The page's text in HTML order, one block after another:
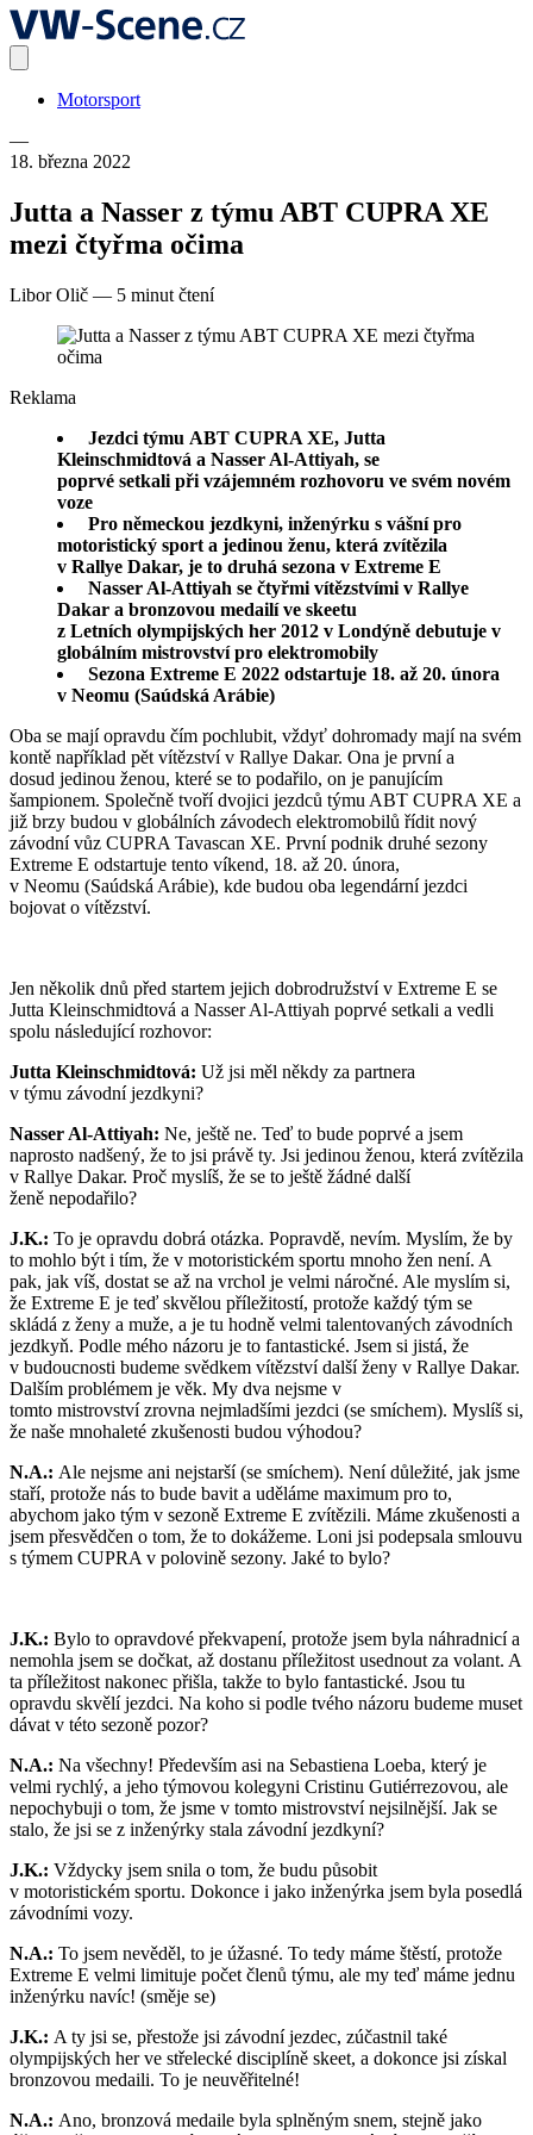
Motorsport
—
18. března 2022
Jutta a Nasser z týmu ABT CUPRA XE
mezi čtyřma očima
Libor Olič — 5 minut čtení
Reklama
Jezdci týmu ABT CUPRA XE, Jutta
Kleinschmidtová a Nasser Al-Attiyah, se
poprvé setkali při vzájemném rozhovoru ve svém novém
voze
Pro německou jezdkyni, inženýrku s vášní pro
motoristický sport a jedinou ženu, která zvítězila
v Rallye Dakar, je to druhá sezona v Extreme E
Nasser Al-Attiyah se čtyřmi vítězstvími v Rallye
Dakar a bronzovou medailí ve skeetu
z Letních olympijských her 2012 v Londýně debutuje v
globálním mistrovství pro elektromobily
Sezona Extreme E 2022 odstartuje 18. až 20. února
v Neomu (Saúdská Arábie)
Oba se mají opravdu čím pochlubit, vždyť dohromady mají na svém
kontě například pět vítězství v Rallye Dakar. Ona je první a
dosud jedinou ženou, které se to podařilo, on je panujícím
šampionem. Společně tvoří dvojici jezdců týmu ABT CUPRA XE a
již brzy budou v globálních závodech elektromobilů řídit nový
závodní vůz CUPRA Tavascan XE. První podnik druhé sezony
Extreme E odstartuje tento víkend, 18. až 20. února,
v Neomu (Saúdská Arábie), kde budou oba legendární jezdci
bojovat o vítězství.
Jen několik dnů před startem jejich dobrodružství v Extreme E se
Jutta Kleinschmidtová a Nasser Al-Attiyah poprvé setkali a vedli
spolu následující rozhovor:
Jutta Kleinschmidtová: Už jsi měl někdy za partnera
v týmu závodní jezdkyni?
Nasser Al-Attiyah: Ne, ještě ne. Teď to bude poprvé a jsem
naprosto nadšený, že to jsi právě ty. Jsi jedinou ženou, která zvítězila
v Rallye Dakar. Proč myslíš, že se to ještě žádné další
ženě nepodařilo?
J.K.: To je opravdu dobrá otázka. Popravdě, nevím. Myslím, že by
to mohlo být i tím, že v motoristickém sportu mnoho žen není. A
pak, jak víš, dostat se až na vrchol je velmi náročné. Ale myslím si,
že Extreme E je teď skvělou příležitostí, protože každý tým se
skládá z ženy a muže, a je tu hodně velmi talentovaných závodních
jezdkyň. Podle mého názoru je to fantastické. Jsem si jistá, že
v budoucnosti budeme svědkem vítězství další ženy v Rallye Dakar.
Dalším problémem je věk. My dva nejsme v
tomto mistrovství zrovna nejmladšími jezdci (se smíchem). Myslíš si,
že naše mnohaleté zkušenosti budou výhodou?
N.A.: Ale nejsme ani nejstarší (se smíchem). Není důležité, jak jsme
staří, protože nás to bude bavit a uděláme maximum pro to,
abychom jako tým v sezoně Extreme E zvítězili. Máme zkušenosti a
jsem přesvědčen o tom, že to dokážeme. Loni jsi podepsala smlouvu
s týmem CUPRA v polovině sezony. Jaké to bylo?
J.K.: Bylo to opravdové překvapení, protože jsem byla náhradnicí a
nemohla jsem se dočkat, až dostanu příležitost usednout za volant. A
ta příležitost nakonec přišla, takže to bylo fantastické. Jsou tu
opravdu skvělí jezdci. Na koho si podle tvého názoru budeme muset
dávat v této sezoně pozor?
N.A.: Na všechny! Především asi na Sebastiena Loeba, který je
velmi rychlý, a jeho týmovou kolegyni Cristinu Gutiérrezovou, ale
nepochybuji o tom, že jsme v tomto mistrovství nejsilnější. Jak se
stalo, že jsi se z inženýrky stala závodní jezdkyní?
J.K.: Vždycky jsem snila o tom, že budu působit
v motoristickém sportu. Dokonce i jako inženýrka jsem byla posedlá
závodními vozy.
N.A.: To jsem nevěděl, to je úžasné. To tedy máme štěstí, protože
Extreme E velmi limituje počet členů týmu, ale my teď máme jednu
inženýrku navíc! (směje se)
J.K.: A ty jsi se, přestože jsi závodní jezdec, zúčastnil také
olympijských her ve střelecké disciplíně skeet, a dokonce jsi získal
bronzovou medaili. To je neuvěřitelné!
N.A.: Ano, bronzová medaile byla splněným snem, stejně jako